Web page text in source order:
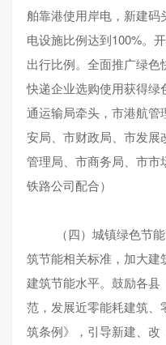
舶靠港使用岸电，新建
电设施比例达到100%。
出行比例。全面推广绿
快递企业选购使用获得绿
通运输局牵头，市港航管
安局、市财政局、市发
管理局、市商务局、市
铁路公司配合）
（四）城镇绿色节
筑节能相关标准，加大
建筑节能水平。鼓励各
范，发展近零能耗建筑、
筑条例》，引导新建、